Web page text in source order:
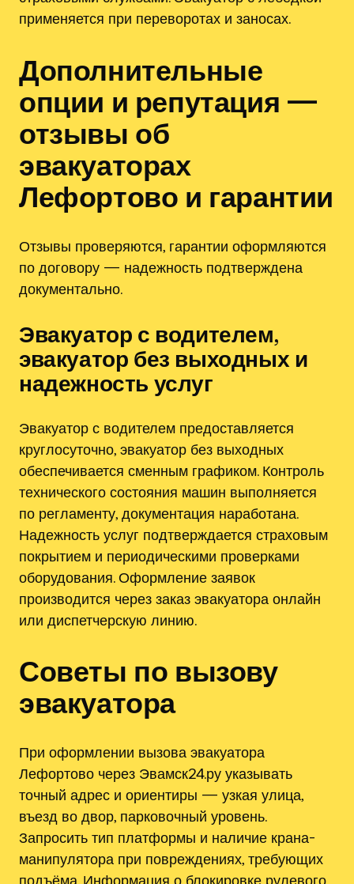
применяется при переворотах и заносах.
Дополнительные
опции и репутация —
отзывы об
эвакуаторах
Лефортово и гарантии
Отзывы проверяются, гарантии оформляются
по договору — надежность подтверждена
документально.
Эвакуатор с водителем,
эвакуатор без выходных и
надежность услуг
Эвакуатор с водителем предоставляется
круглосуточно, эвакуатор без выходных
обеспечивается сменным графиком. Контроль
технического состояния машин выполняется
по регламенту, документация наработана.
Надежность услуг подтверждается страховым
покрытием и периодическими проверками
оборудования. Оформление заявок
производится через заказ эвакуатора онлайн
или диспетчерскую линию.
Советы по вызову
эвакуатора
При оформлении вызова эвакуатора
Лефортово через Эвамск24.ру указывать
точный адрес и ориентиры — узкая улица,
въезд во двор, парковочный уровень.
Запросить тип платформы и наличие крана-
манипулятора при повреждениях, требующих
подъёма. Информация о блокировке рулевого